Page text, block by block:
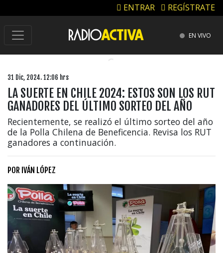
ENTRAR REGÍSTRATE
EN VIVO
31 Dic, 2024. 12:06 hrs
LA SUERTE EN CHILE 2024: ESTOS SON LOS RUT
GANADORES DEL ÚLTIMO SORTEO DEL AÑO
Recientemente, se realizó el último sorteo del año
de la Polla Chilena de Beneficencia. Revisa los RUT
ganadores a continuación.
POR IVÁN LÓPEZ